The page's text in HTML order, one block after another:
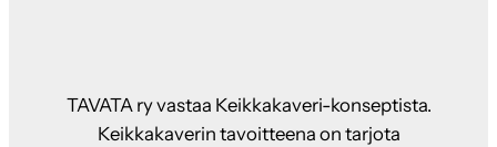
TAVATA ry vastaa Keikkakaveri-konseptista.
Keikkakaverin tavoitteena on tarjota